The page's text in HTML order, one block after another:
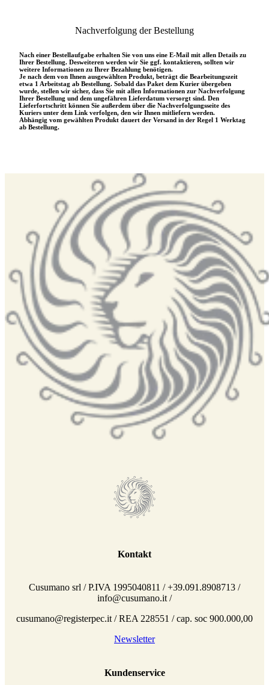
Nachverfolgung der Bestellung
Nach einer Bestellaufgabe erhalten Sie von uns eine E-Mail mit allen Details zu
Ihrer Bestellung. Desweiteren werden wir Sie ggf. kontaktieren, sollten wir
weitere Informationen zu Ihrer Bezahlung benötigen.
Je nach dem von Ihnen ausgewählten Produkt, beträgt die Bearbeitungszeit
etwa 1 Arbeitstag ab Bestellung. Sobald das Paket dem Kurier übergeben
wurde, stellen wir sicher, dass Sie mit allen Informationen zur Nachverfolgung
Ihrer Bestellung und dem ungefähren Lieferdatum versorgt sind. Den
Lieferfortschritt können Sie außerdem über die Nachverfolgungsseite des
Kuriers unter dem Link verfolgen, den wir Ihnen mitliefern werden.
Abhängig vom gewählten Produkt dauert der Versand in der Regel 1 Werktag
ab Bestellung.
Kontakt
Cusumano srl / P.IVA 1995040811 / +39.091.8908713 /
info@cusumano.it /
cusumano@registerpec.it / REA 228551 / cap. soc 900.000,00
Newsletter
Kundenservice